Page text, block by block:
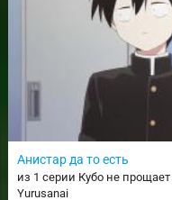
Анистар да то есть
из 1 серии Кубо не
Yurusanai